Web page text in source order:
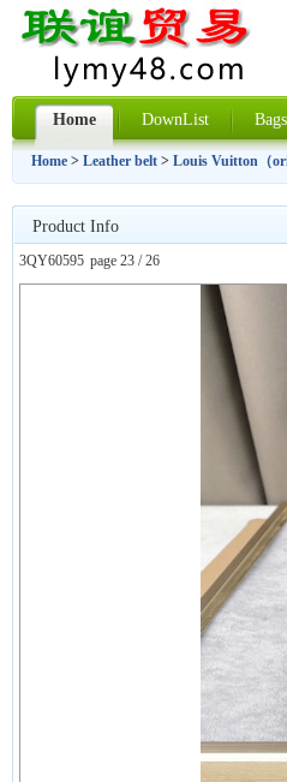
Home DownList Bags
Home > Leather belt > Louis Vuitton（
Product Info
3QY60595 page 23 / 26